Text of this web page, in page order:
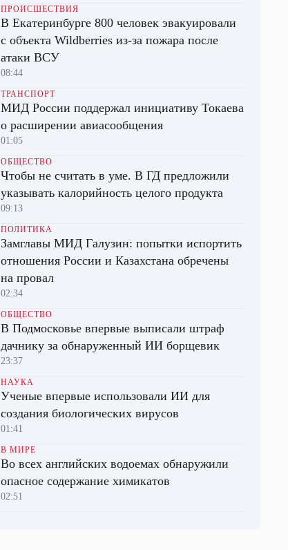
ПРОИСШЕСТВИЯ
В Екатеринбурге 800 человек эвакуировали
с объекта Wildberries из-за пожара после
атаки ВСУ
08:44
ТРАНСПОРТ
МИД России поддержал инициативу Токаева
о расширении авиасообщения
01:05
ОБЩЕСТВО
Чтобы не считать в уме. В ГД предложили
указывать калорийность целого продукта
09:13
ПОЛИТИКА
Замглавы МИД Галузин: попытки испортить
отношения России и Казахстана обречены
на провал
02:34
ОБЩЕСТВО
В Подмосковье впервые выписали штраф
дачнику за обнаруженный ИИ борщевик
23:37
НАУКА
Ученые впервые использовали ИИ для
создания биологических вирусов
01:41
В МИРЕ
Во всех английских водоемах обнаружили
опасное содержание химикатов
02:51